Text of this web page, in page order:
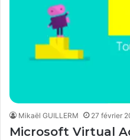
Mikaël GUILLERM 27 février
Microsoft Virtual